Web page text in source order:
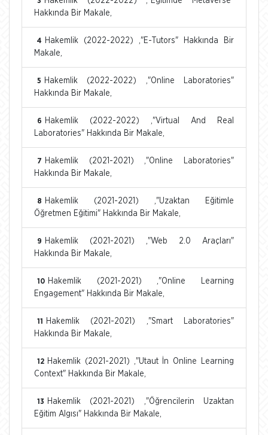
Hakkında Bir Makale,
4
Hakemlik (2022-2022) ,"E-Tutors" Hakkında Bir
Makale,
5
Hakemlik (2022-2022) ,"Online Laboratories"
Hakkında Bir Makale,
6
Hakemlik (2022-2022) ,"Virtual And Real
Laboratories" Hakkında Bir Makale,
7
Hakemlik (2021-2021) ,"Online Laboratories"
Hakkında Bir Makale,
8
Hakemlik (2021-2021) ,"Uzaktan Eğitimle
Öğretmen Eğitimi" Hakkında Bir Makale,
9
Hakemlik (2021-2021) ,"Web 2.0 Araçları"
Hakkında Bir Makale,
10 Hakemlik (2021-2021) ,"Online Learning
Engagement" Hakkında Bir Makale,
11
Hakemlik (2021-2021) ,"Smart Laboratories"
Hakkında Bir Makale,
12 Hakemlik (2021-2021) ,"Utaut İn Online Learning
Context" Hakkında Bir Makale,
13
Hakemlik (2021-2021) ,"Öğrencilerin Uzaktan
Eğitim Algısı" Hakkında Bir Makale,